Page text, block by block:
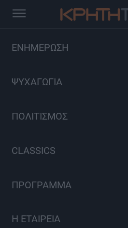
ΕΝΗΜΕΡΩΣΗ
ΨΥΧΑΓΩΓΙΑ
ΠΟΛΙΤΙΣΜΟΣ
CLASSICS
ΠΡΟΓΡΑΜΜΑ
Η ΕΤΑΙΡΕΙΑ
K Ντοκιμαντέρ, Πολιτισμός
Μικρά Ασία |